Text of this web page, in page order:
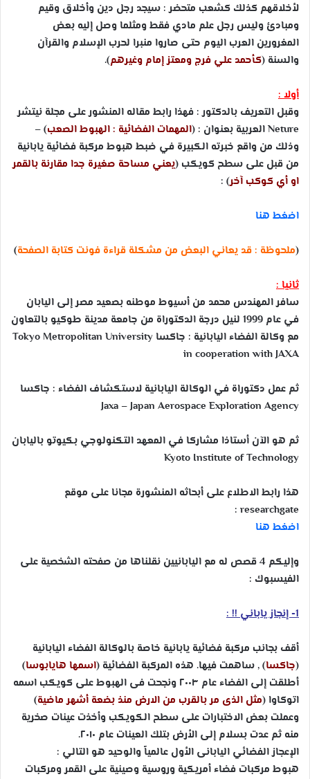
لأخلاقهم كذلك كشعب متحضر : سيجد رجل دين وأخلاق وقيم
ومبادئ وليس رجل علم مادي فقط ومثلما وصل إليه بعض
المغرورين العرب اليوم حتى صاروا منبرا لحرب الإسلام والقرآن
والسنة (كأحمد علي فرج ومعتز إمام وغيرهم).
أولا :
وقبل التعريف بالدكتور : فهذا رابط مقاله المنشور على مجلة نيتشر
Netureالعربية بعنوان : (المهمات الفضائية : الهبوط الصعب) –
وذلك من واقع خبرته الكبيرة في ضبط هبوط مركبة فضائية يابانية
من قبل على سطح كويكب (يعني مساحة صغيرة جدا مقارنة بالقمر
او أي كوكب آخر) :
اضغط هنا
(ملحوظة : قد يعاني البعض من مشكلة قراءة فونت كتابة الصفحة)
ثانيا :
سافر المهندس محمد من أسيوط موطنه بصعيد مصر إلى اليابان
في عام 1999 لنيل درجة الدكتوراة من جامعة مدينة طوكيو بالتعاون
مع وكالة الفضاء اليابانية : جاكسا
Tokyo Metropolitan University
in cooperation withJAXA
ثم عمل دكتوراة في الوكالة اليابانية لاستكشاف الفضاء : جاكسا
Jaxa – Japan Aerospace Exploration Agency
ثم هو الآن أستاذا مشاركا في المعهد التكنولوجي بكيوتو باليابان
Kyoto Institute ofTechnology
هذا رابط الاطلاع على أبحاثه المنشورة مجانا على موقع
researchgate
:
اضغط هنا
وإليكم 4 قصص له مع اليابانيين نقلناها من صفحته الشخصية على
الفيسبوك :
1- إنجاز ياباني !! :
أقف بجانب مركبة فضائية يابانية خاصة بالوكالة الفضاء اليابانية
(جاكسا) , ساهمت فيها. هذه المركبة الفضائية (اسمها هايابوسا)
أطلقت إلى الفضاء عام ٢٠٠٣ ونجحت فى الهبوط على كويكب اسمه
اتوكاوا (مثل الذى مر بالقرب من الارض منذ بضعة أشهر ماضية)
وعملت بعض الاختبارات على سطح الكويكب وأخذت عينات صخرية
منه ثم عدت بسلام إلى الأرض بتلك العينات عام ٢٠١٠.
الإعجاز الفضائي اليابانى الأول عالمياً والوحيد هو التالي :
هبوط مركبات فضاء أمريكية وروسية وصينية على القمر ومركبات